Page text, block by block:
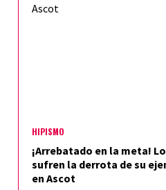
HIPISMO
¡Arrebatado en la meta!
sufren la derrota de su
en Ascot